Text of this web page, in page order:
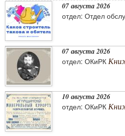
07 августа 2026
отдел: Отдел
07 августа 2026
отдел: ОКиРК
10 августа 2026
отдел: ОКиРК